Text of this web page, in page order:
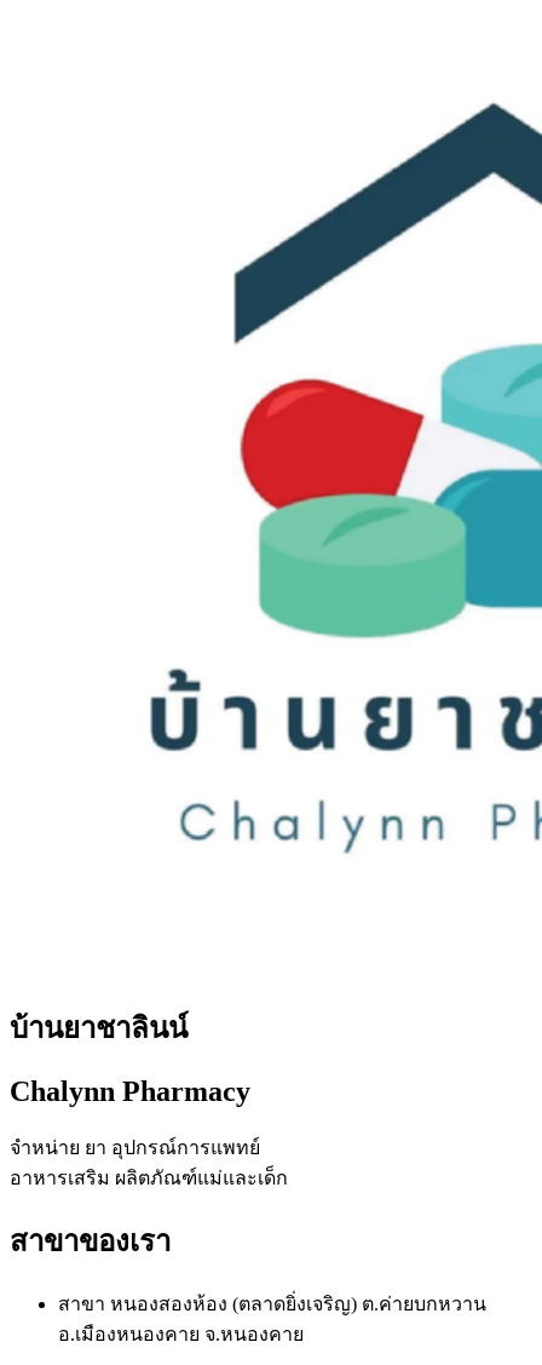
บ้านยาชาลินน์
Chalynn Pharmacy
จำหน่าย ยา อุปกรณ์การแพทย์
อาหารเสริม ผลิตภัณฑ์แม่และเด็ก
สาขาของเรา
สาขา หนองสองห้อง (ตลาดยิ่งเจริญ) ต.ค่ายบกหวาน
อ.เมืองหนองคาย จ.หนองคาย